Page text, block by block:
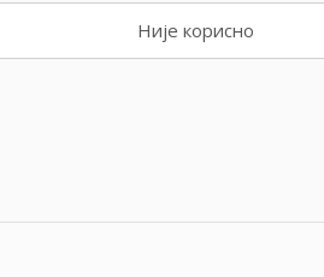
Није корисно